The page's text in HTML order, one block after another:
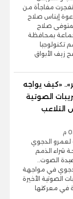
تفجرت مفاجأة من
إيناس صلاح
صلاح
بمحافظة
تكنولوجيا
«كيف يواجه
الصوتية
التلاعب
لعمرو الدجوي
شراء الذمم
الصوت..
في مواجهة
الصوتية الأخيرة
في معركتها